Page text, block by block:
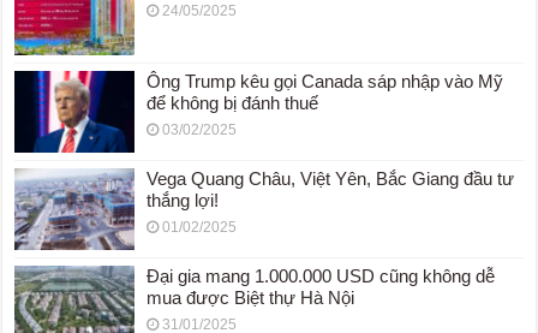
24/05/2025
Ông Trump kêu gọi Canada sáp nhập vào Mỹ
để không bị đánh thuế
03/02/2025
Vega Quang Châu, Việt Yên, Bắc Giang đầu tư
thắng lợi!
01/02/2025
Đại gia mang 1.000.000 USD cũng không dễ
mua được Biệt thự Hà Nội
31/01/2025